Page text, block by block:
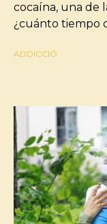
cocaína, una de
¿cuánto tiempo
ADDICCIÓ